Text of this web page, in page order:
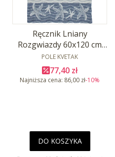
Ręcznik Lniany
Rozgwiazdy 60x120 cm
Len 72% Baw 28%
PRODUCENT
POLE KVETAK
Cena promocyjna
77,40 zł
Najniższa cena: 86,00 zł-10%
DO KOSZYKA